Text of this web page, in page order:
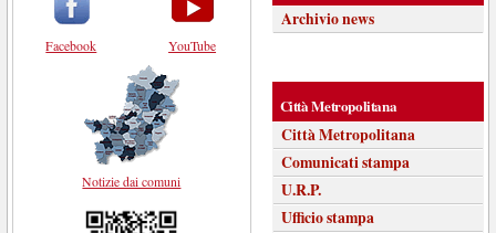
Facebook YouTube
Notizie dai comuni
Archivio news
Città Metropolitana
Città Metropolitana
Comunicati stampa
U.R.P.
Ufficio stampa